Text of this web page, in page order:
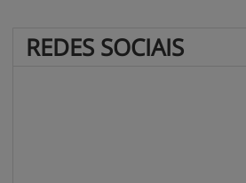
REDES SOCIAIS